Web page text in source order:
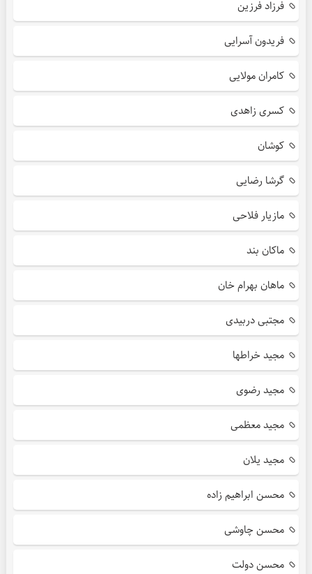
فرزاد فرزین
فریدون آسرایی
کامران مولایی
کسری زاهدی
کوشان
گرشا رضایی
مازیار فلاحی
ماکان بند
ماهان بهرام خان
مجتبی دربیدی
مجید خراطها
مجید رضوی
مجید معظمی
مجید یلان
محسن ابراهیم زاده
محسن چاوشی
محسن دولت